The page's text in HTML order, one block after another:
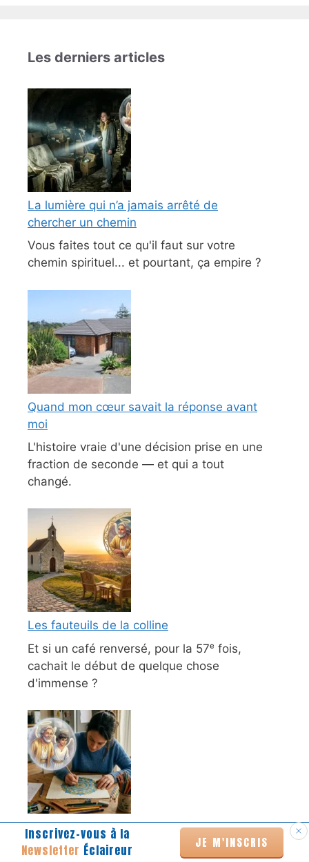
Les derniers articles
La lumière qui n’a jamais arrêté de
chercher un chemin
Vous faites tout ce qu'il faut sur votre
chemin spirituel... et pourtant, ça empire ?
Quand mon cœur savait la réponse avant
moi
L'histoire vraie d'une décision prise en une
fraction de seconde — et qui a tout
changé.
Les fauteuils de la colline
Et si un café renversé, pour la 57ᵉ fois,
cachait le début de quelque chose
d'immense ?
Elle voulait juste colorier son mandala…
Avez-vous déjà eu l’impression que votre
Inscrivez-vous à la
Newsletter Éclaireur JE M'INSCRIS